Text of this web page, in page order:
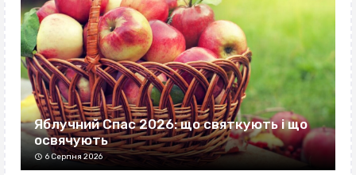
Яблучний Спас 2026: що святкують і що
освячують
6 Серпня 2026